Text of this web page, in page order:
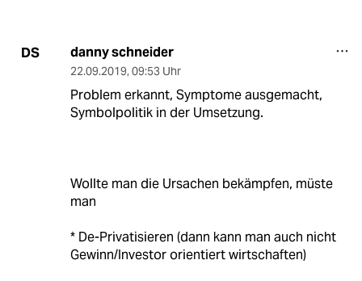
DS danny schneider
22.09.2019, 09:53 Uhr
Problem erkannt, Symptome ausgemacht,
Symbolpolitik in der Umsetzung.
Wollte man die Ursachen bekämpfen, müste
man
* De-Privatisieren (dann kann man auch nicht
Gewinn/Investor orientiert wirtschaften)